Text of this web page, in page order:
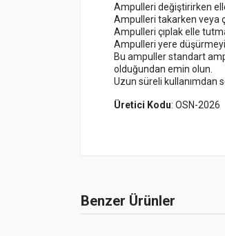
Ampulleri değiştirirken
Ampulleri takarken veya
Ampulleri çıplak elle
Ampulleri yere
Bu ampuller standart
olduğundan emin olun.
Uzun süreli kullanımdan
Üretici Kodu: OSN-2026
SSX-780B390-S
Benzer Ürünler